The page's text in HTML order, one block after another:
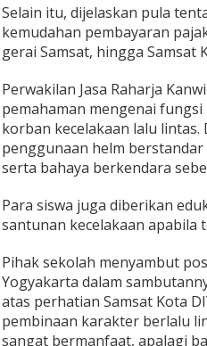
Selain itu, dijelaskan pula
kemudahan pembayaran
gerai Samsat, hingga Samsat
Perwakilan Jasa Raharja
pemahaman mengenai
korban kecelakaan lalu
penggunaan helm
serta bahaya berkendara
Para siswa juga diberikan
santunan kecelakaan apabila
Pihak sekolah menyambut
Yogyakarta dalam
atas perhatian Samsat Kota
pembinaan karakter berlalu
sangat bermanfaat, apalagi